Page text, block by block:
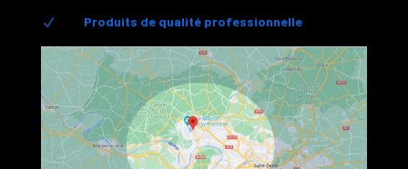
N Produits de qualité professionnelle